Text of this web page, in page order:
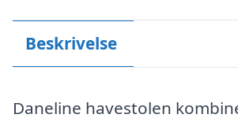
Beskrivelse
Daneline havestolen